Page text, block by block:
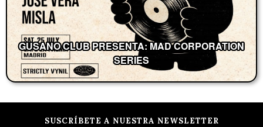
GUSANO CLUB PRESENTA: MAD CORPORATION
SERIES
SUSCRÍBETE A NUESTRA NEWSLETTER